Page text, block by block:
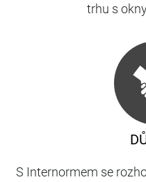
S Internormem se
trhu s